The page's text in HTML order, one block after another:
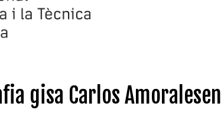
gisa Carlos Amoralesen